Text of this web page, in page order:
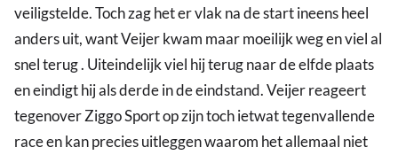
veiligstelde. Toch zag het er vlak na de start ineens heel
anders uit, want Veijer kwam maar moeilijk weg en viel al
snel terug . Uiteindelijk viel hij terug naar de elfde plaats
en eindigt hij als derde in de eindstand. Veijer reageert
tegenover Ziggo Sport op zijn toch ietwat tegenvallende
race en kan precies uitleggen waarom het allemaal niet